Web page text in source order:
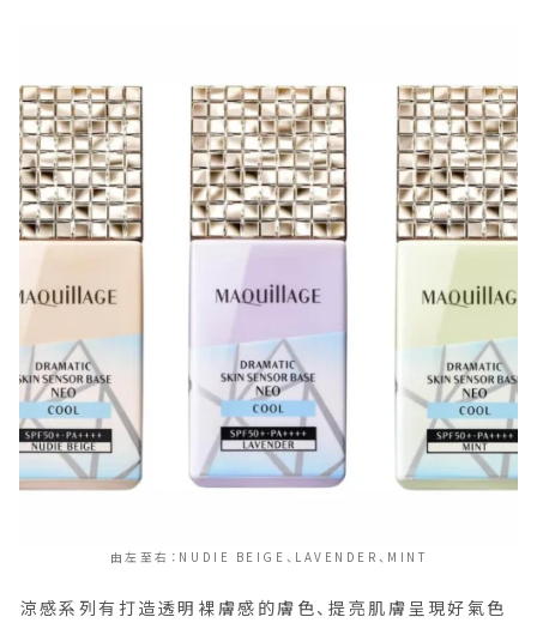
由左至右：NUDIE BEIGE、LAVENDER、MINT
涼感系列有打造透明裸膚感的膚色、提亮肌膚呈現好氣色